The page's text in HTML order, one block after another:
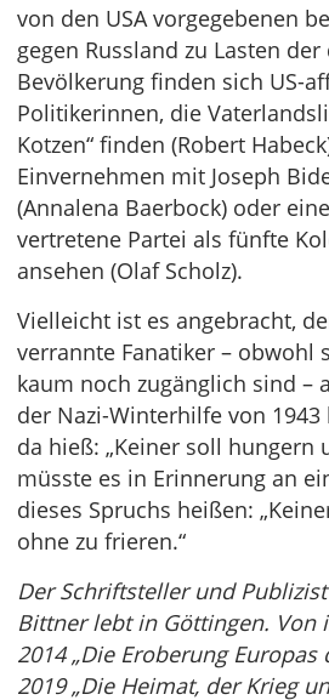
von den USA vorgegebenen
gegen Russland zu Lasten
Bevölkerung finden sich US-
Politikerinnen, die
Kotzen“ finden (Robert
Einvernehmen mit Joseph
(Annalena Baerbock) oder
vertretene Partei als fünfte
ansehen (Olaf Scholz).
Vielleicht ist es angebracht,
verrannte Fanatiker – obwohl
kaum noch zugänglich sind –
der Nazi-Winterhilfe von
da hieß: „Keiner soll hungern
müsste es in Erinnerung an
dieses Spruchs heißen:
ohne zu frieren.“
Der Schriftsteller und
Bittner lebt in Göttingen. Von
2014 „Die Eroberung Europas
2019 „Die Heimat, der Krieg